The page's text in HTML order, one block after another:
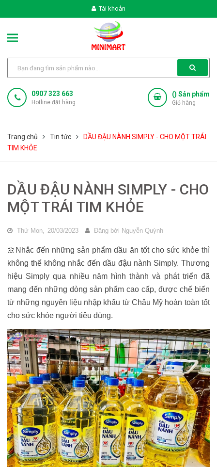
Tài khoản
0907 323 663
Hotline đặt hàng
() Sản phẩm
Giỏ hàng
Trang chủ Tin tức
DẦU ĐẬU NÀNH SIMPLY - CHO MỘT TRÁI
TIM KHỎE
DẦU ĐẬU NÀNH SIMPLY - CHO
MỘT TRÁI TIM KHỎE
Thứ Mon, 20/03/2023 Đăng bởi Nguyễn Quỳnh
🌼Nhắc đến những sản phẩm dầu ăn tốt cho sức khỏe thì
không thể không nhắc đến dầu đậu nành Simply. Thương
hiệu Simply qua nhiều năm hình thành và phát triển đã
mang đến những dòng sản phẩm cao cấp, được chế biến
từ những nguyên liệu nhập khẩu từ Châu Mỹ hoàn toàn tốt
cho sức khỏe người tiêu dùng.